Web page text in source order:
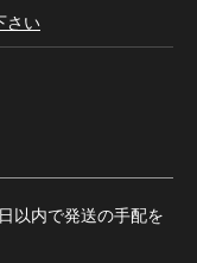
さい
以内で発送の手配を